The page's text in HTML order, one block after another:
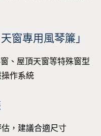
窗專用風琴簾」
、屋頂天窗等特殊窗型
作系統
，建議合適尺寸